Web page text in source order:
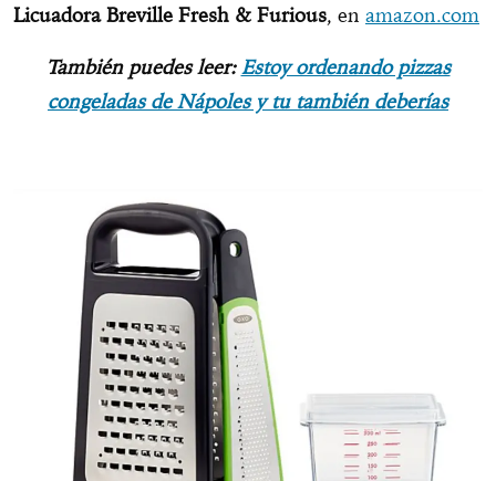
Licuadora Breville Fresh & Furious, en amazon.com
También puedes leer:Estoy ordenando pizzas
congeladas de Nápoles y tu también deberías